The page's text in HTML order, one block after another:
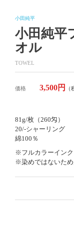
小田純平
小田純平
オル
TOWEL
価格 3,500円 （
81g/枚（260匁）
20/-シャーリング
綿100％
※フルカラーインク
※染めではないため